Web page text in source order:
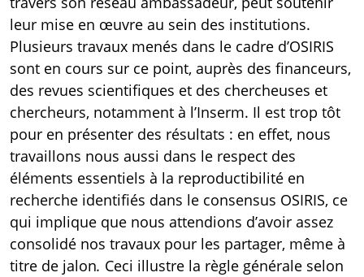
leur mise en œuvre au sein des institutions.
Plusieurs travaux menés dans le cadre d’OSIRIS
sont en cours sur ce point, auprès des financeurs,
des revues scientifiques et des chercheuses et
chercheurs, notamment à l’Inserm. Il est trop tôt
pour en présenter des résultats : en effet, nous
travaillons nous aussi dans le respect des
éléments essentiels à la reproductibilité en
recherche identifiés dans le consensus OSIRIS, ce
qui implique que nous attendions d’avoir assez
consolidé nos travaux pour les partager, même à
titre de jalon. Ceci illustre la règle générale selon